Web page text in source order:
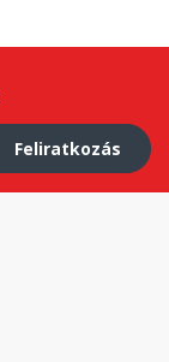
Feliratkozás